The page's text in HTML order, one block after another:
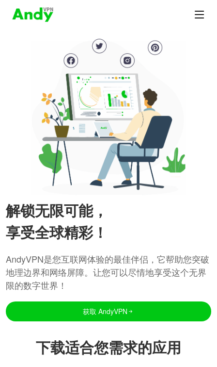
解锁无限可能，
享受全球精彩！
AndyVPN是您互联网体验的最佳伴侣，它帮助您突破
地理边界和网络屏障。让您可以尽情地享受这个无界
限的数字世界！
获取 AndyVPN
下载适合您需求的应用